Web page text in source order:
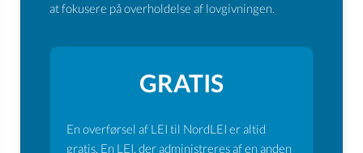
at fokusere på overholdelse af lovgivningen.
GRATIS
En overførsel af LEI til NordLEI er altid
gratis. En LEI, der administreres af en anden